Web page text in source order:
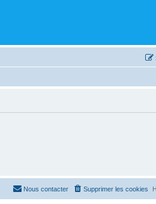
Supprimer les cookies
Nous contacter